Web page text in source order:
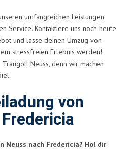
umfangreichen Leistungen
Service. Kontaktiere uns noch heute
und lasse deinen Umzug von
stressfreien Erlebnis werden!
Neuss, denn wir machen
von
Neuss nach Fredericia? Hol dir